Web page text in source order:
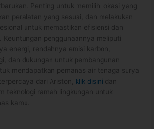
Penting untuk memilih lokasi yang
peralatan yang sesuai, dan melakukan
untuk memastikan efisiensi dan
Keuntungan penggunaannya meliputi
energi, rendahnya emisi karbon,
dan dukungan untuk pembangunan
mendapatkan pemanas air tenaga surya
dari Ariston, klik disini dan
teknologi ramah lingkungan untuk
kamu